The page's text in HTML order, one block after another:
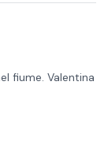
fiume. Valentina